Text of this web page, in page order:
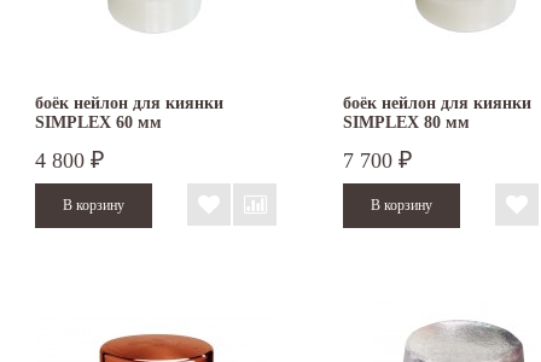
боёк нейлон для киянки
SIMPLEX 60 мм
4 800 ₽
боёк нейлон для киянки
SIMPLEX 80 мм
7 700 ₽